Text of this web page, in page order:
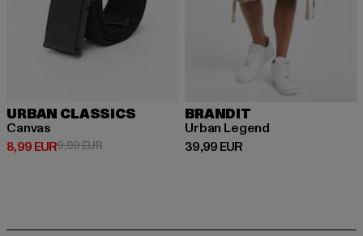
URBAN CLASSICS
Canvas
8,99 EUR
Derzeitiger Preis: 8,99 EUR
9,99 EURAktionspreis: 9,99 EUR
BRANDIT
Urban Legend
39,99 EUR
Derzeitiger Preis: 39,99 EUR